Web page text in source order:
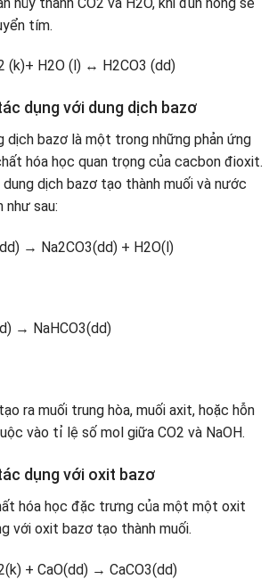
tím.
(k)+ H2O (l) ↔ H2CO3 (dd)
dụng với dung dịch bazơ
dịch bazơ là một trong những phản ứng
hóa học quan trọng của cacbon đioxit.
dung dịch bazơ tạo thành muối và nước
như sau:
→ Na2CO3(dd) + H2O(l)
→ NaHCO3(dd)
ra muối trung hòa, muối axit, hoặc hỗn
vào tỉ lệ số mol giữa CO2 và NaOH.
dụng với oxit bazơ
hóa học đặc trưng của một một oxit
với oxit bazơ tạo thành muối.
+ CaO(dd) → CaCO3(dd)